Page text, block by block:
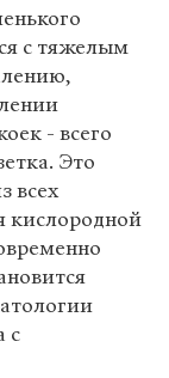
с тяжелым
- всего
Это
всех
кислородной
с